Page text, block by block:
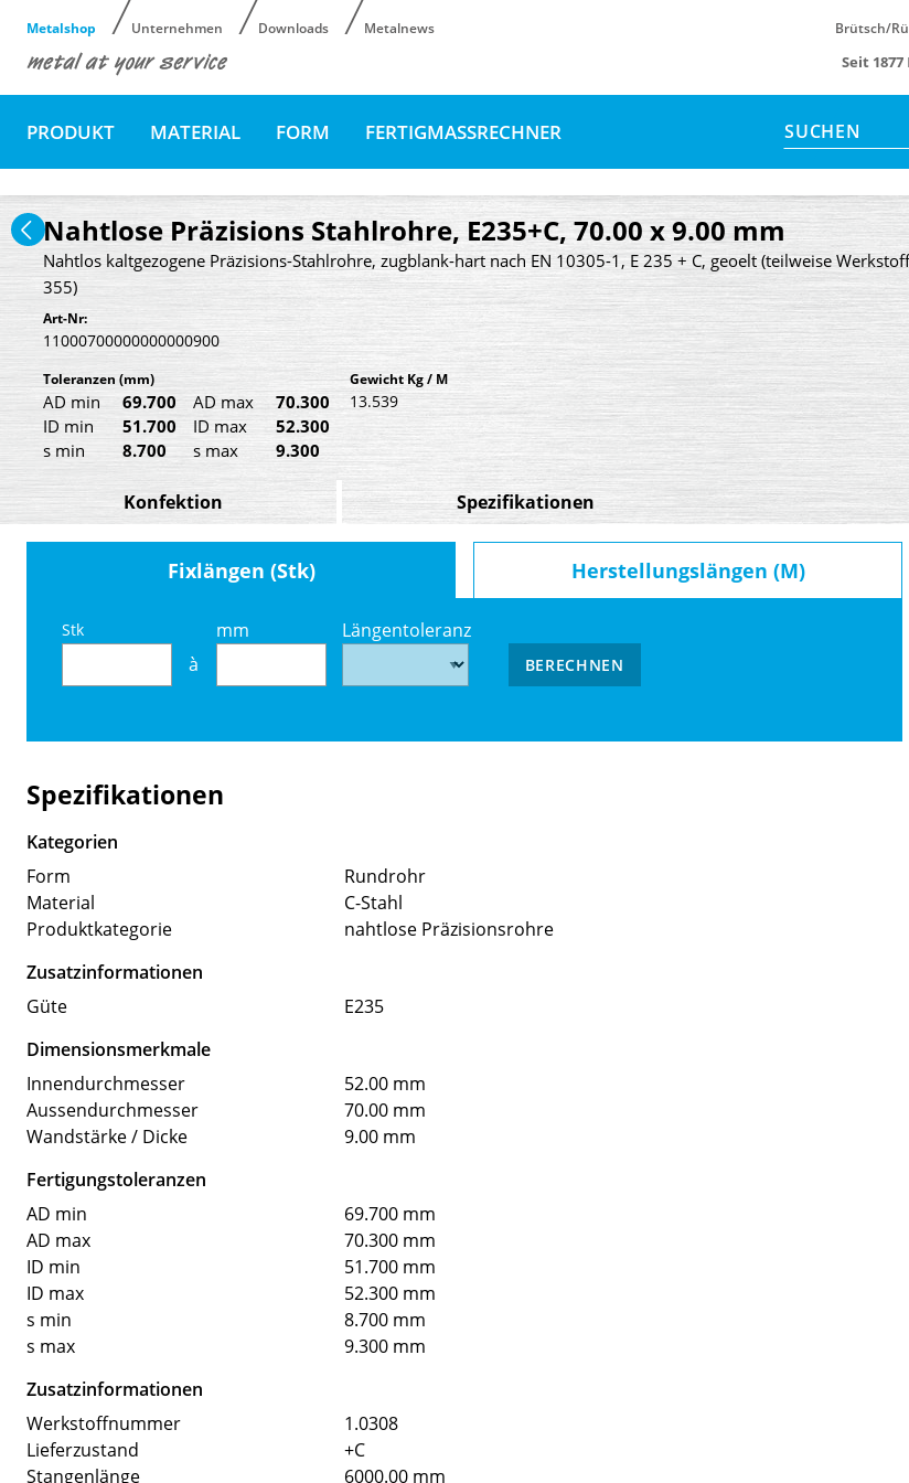
Metalshop Unternehmen Downloads Metalnews Brütsch/
Seit 1877
PRODUKT MATERIAL FORM FERTIGMASSRECHNER SUCHEN
Nahtlose Präzisions Stahlrohre, E235+C, 70.00 x 9.00 mm
Nahtlos kaltgezogene Präzisions-Stahlrohre, zugblank-hart nach EN 10305-1, E 235 + C, geoelt (teilweise
355)
Art-Nr:
11000700000000000900
Toleranzen (mm)
AD min 69.700 AD max
70.300
ID min
51.700 ID max
52.300
s min
8.700 s max 9.300
Gewicht Kg / M
13.539
Konfektion Spezifikationen
Fixlängen (Stk) Herstellungslängen (M)
Stk
à
mm Längentoleranz
BERECHNEN
Spezifikationen
Kategorien
Form
Rundrohr
Material
C-Stahl
Produktkategorie
nahtlose Präzisionsrohre
Zusatzinformationen
Güte
E235
Dimensionsmerkmale
Innendurchmesser
52.00 mm
Aussendurchmesser
70.00 mm
Wandstärke / Dicke
9.00 mm
Fertigungstoleranzen
AD min
69.700 mm
AD max
70.300 mm
ID min
51.700 mm
ID max
52.300 mm
s min
8.700 mm
s max
9.300 mm
Zusatzinformationen
Werkstoffnummer
1.0308
Lieferzustand
+C
Stangenlänge
6000.00 mm